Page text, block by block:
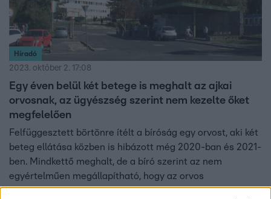
Híradó
2023. október 2. 17:08
Egy éven belül két betege is meghalt az ajkai
orvosnak, az ügyészség szerint nem kezelte őket
megfelelően
Felfüggesztett börtönre ítélt a bíróság egy orvost, aki két
beteg ellátása közben is hibázott még 2020-ban és 2021-
ben. Mindkettő meghalt, de a bíró szerint az nem
egyértelműen megállapítható, hogy az orvos
szabályszegése miatt. A vádlott ügyvédje szerint az eset